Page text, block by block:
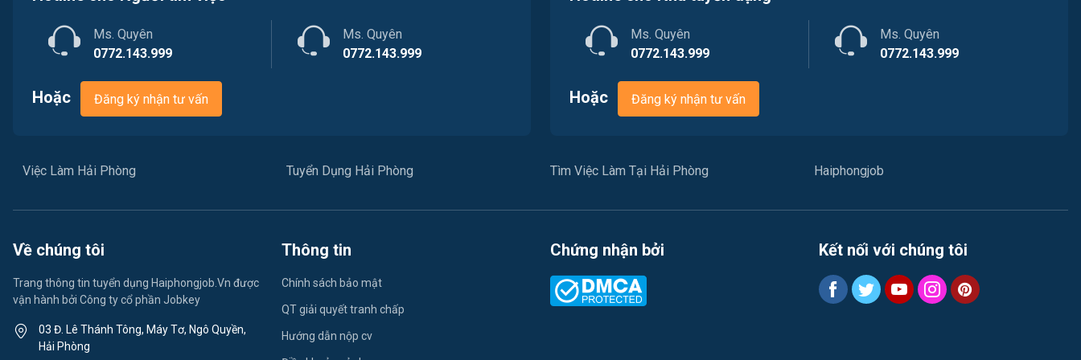
Nhà hàng / Khách sạn
Nông - Lâm - Thủy Sản
Sản xuất / Vận hành sản xuất
Việc làm Hòa Bình
Việc làm Nam Triệu
Việc làm Lưu Kiếm
Việc làm Đông Hải
Ms. Quyên
0772.143.999
Ms. Quyên
0772.143.999
Hoặc Đăng ký nhận tư vấn
Ms. Quyên
0772.143.999
Ms. Quyên
0772.143.999
Hoặc Đăng ký nhận tư vấn
Việc Làm Hải Phòng Tuyển Dụng Hải Phòng Tìm Việc Làm Tại Hải Phòng Haiphongjob
Về chúng tôi
Trang thông tin tuyển dụng Haiphongjob.Vn được
vận hành bởi Công ty cổ phần Jobkey
03 Đ. Lê Thánh Tông, Máy Tơ, Ngô Quyền,
Hải Phòng
Thông tin
Chính sách bảo mật
QT giải quyết tranh chấp
Hướng dẫn nộp cv
Chứng nhận bởi Kết nối với chúng tôi